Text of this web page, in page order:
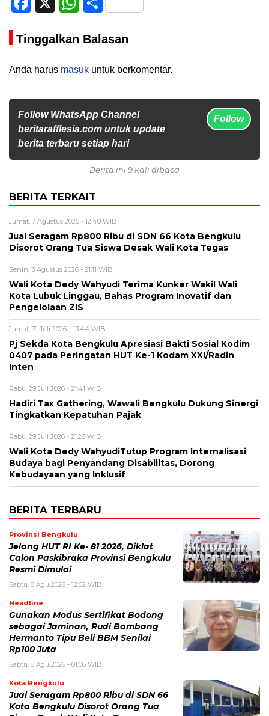
Tinggalkan Balasan
Anda harus masuk untuk berkomentar.
Follow WhatsApp Channel
beritarafflesia.com untuk update
berita terbaru setiap hari
Follow
Berita ini 9 kali dibaca
BERITA TERKAIT
Jumat, 7 Agustus 2026 - 12:48 WIB
Jual Seragam Rp800 Ribu di SDN 66 Kota Bengkulu
Disorot Orang Tua Siswa Desak Wali Kota Tegas
Senin, 3 Agustus 2026 - 21:11 WIB
Wali Kota Dedy Wahyudi Terima Kunker Wakil Wali
Kota Lubuk Linggau, Bahas Program Inovatif dan
Pengelolaan ZIS
Jumat, 31 Juli 2026 - 13:44 WIB
Pj Sekda Kota Bengkulu Apresiasi Bakti Sosial Kodim
0407 pada Peringatan HUT Ke-1 Kodam XXI/Radin
Inten
Rabu, 29 Juli 2026 - 21:41 WIB
Hadiri Tax Gathering, Wawali Bengkulu Dukung Sinergi
Tingkatkan Kepatuhan Pajak
Rabu, 29 Juli 2026 - 21:26 WIB
Wali Kota Dedy WahyudiTutup Program Internalisasi
Budaya bagi Penyandang Disabilitas, Dorong
Kebudayaan yang Inklusif
BERITA TERBARU
Provinsi Bengkulu
Jelang HUT RI Ke- 81 2026, Diklat
Calon Paskibraka Provinsi Bengkulu
Resmi Dimulai
Sabtu, 8 Agu 2026 - 12:02 WIB
Headline
Gunakan Modus Sertifikat Bodong
sebagai Jaminan, Rudi Bambang
Hermanto Tipu Beli BBM Senilai
Rp100 Juta
Sabtu, 8 Agu 2026 - 01:06 WIB
Kota Bengkulu
Jual Seragam Rp800 Ribu di SDN 66
Kota Bengkulu Disorot Orang Tua